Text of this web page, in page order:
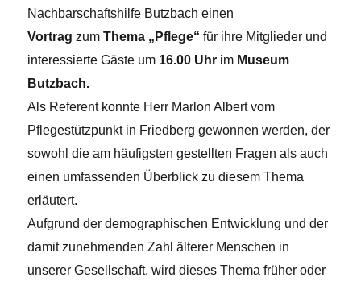
Nachbarschaftshilfe Butzbach einen
Vortrag zum Thema „Pflege“ für ihre Mitglieder und
interessierte Gäste um 16.00 Uhr im Museum
Butzbach.
Als Referent konnte Herr Marlon Albert vom
Pflegestützpunkt in Friedberg gewonnen werden, der
sowohl die am häufigsten gestellten Fragen als auch
einen umfassenden Überblick zu diesem Thema
erläutert.
Aufgrund der demographischen Entwicklung und der
damit zunehmenden Zahl älterer Menschen in
unserer Gesellschaft, wird dieses Thema früher oder